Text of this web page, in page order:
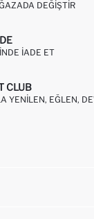
DEĞIŞTIR
IADE ET
CLUB
YENILEN, EĞLEN,